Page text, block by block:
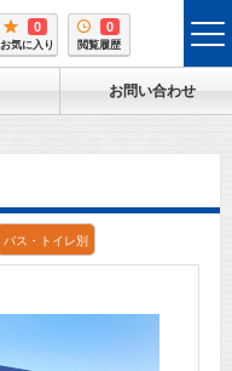
0
お気に入り
0
閲覧履歴
お問い合わせ
バス・トイレ別